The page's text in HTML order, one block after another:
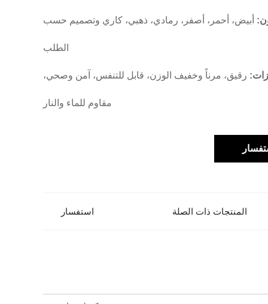
أبيض، أحمر، أصفر، رمادي، ذهبي، كاري وتصميم حسب
الطلب
رقيق، مرناً وخفيف الوزن، قابل للتنفس، آمن وصحي،
مقاوم للماء والنار
المنتجات ذات الصلة استفسار